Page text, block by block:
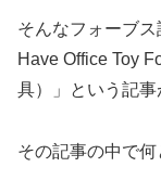
そんなフォーブ
Have Office Toy
具）」という記事
その記事の中で何